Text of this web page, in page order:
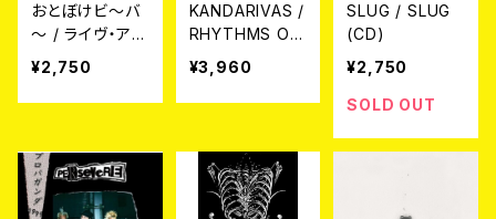
おとぼけビ～バ
～ / ライヴ・アッ
ト・FANDANGO
CD
¥2,750
KANDARIVAS /
RHYTHMS OF
OBLITERATIO
N LP (LTD.200
BLACK VINYL)
¥3,960
SLUG / SLUG
(CD)
¥2,750
SOLD OUT